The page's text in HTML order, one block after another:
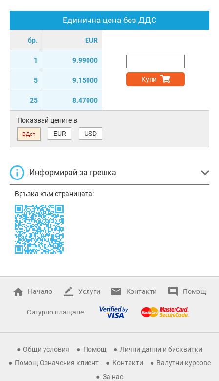
Единична цена без ДДС
бр. EUR
1 9.99000
5 9.15000
25 8.47000
Купи
Показвай цените в
ВДст EUR USD
Информирай за грешка
Връзка към страницата:
Начало Услуги Контакти Помощ
Сигурно плащане
Общи условия Помощ
Лични данни и бисквитки
Помощ Означения клиент
Контакти
Валутни курсове
За нас